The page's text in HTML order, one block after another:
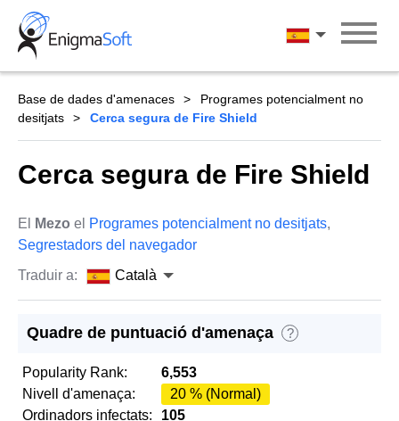
Skip
content
Català
Base de dades d'amenaces
Programes potencialment no
desitjats
Cerca segura de Fire Shield
Cerca segura de Fire Shield
El Mezo el Programes potencialment no desitjats,
Segrestadors del navegador
Traduir a:
Català
Quadre de puntuació d'amenaça ?
Popularity Rank:
6,553
Nivell d'amenaça:
20 % (Normal)
Ordinadors infectats:
105